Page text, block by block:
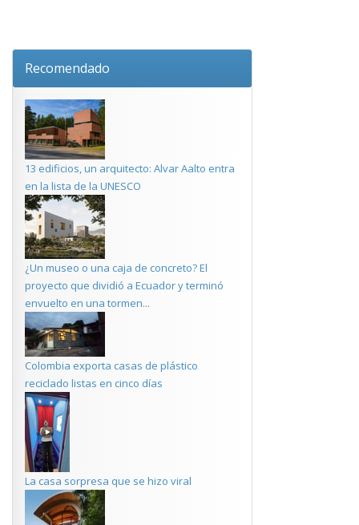
Recomendado
13 edificios, un arquitecto: Alvar Aalto entra
en la lista de la UNESCO
¿Un museo o una caja de concreto? El
proyecto que dividió a Ecuador y terminó
envuelto en una tormen...
Colombia exporta casas de plástico
reciclado listas en cinco días
La casa sorpresa que se hizo viral